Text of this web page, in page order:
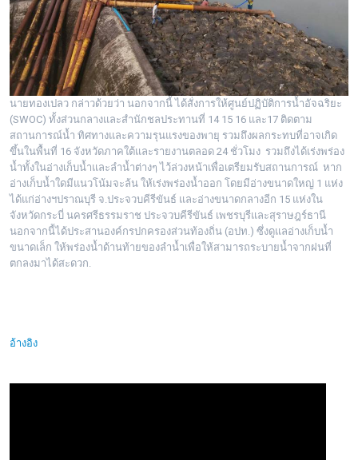
นายทองเปลว กล่าวด้วยว่า นอกจากนี้ ได้สั่งการให้ศูนย์ปฏิบัติการน้ำอัจฉริยะ
(SWOC) ทั้งส่วนกลางและสำนักชลประทานที่ 14 15 16 และ17 ติดตาม
สถานการณ์น้ำ ทิศทางและความรุนแรงของพายุ รวมถึงผลกระทบที่อาจเกิด
ขึ้นในพื้นที่ 16 จังหวัดภาคใต้และรายงานตลอด 24 ชั่วโมง รวมถึงได้เร่งพร่อง
น้ำทั้งในอ่างเก็บน้ำและลำน้ำต่างๆ ไว้ล่วงหน้าเพื่อเตรียมรับสถานการณ์ หาก
อ่างเก็บน้ำใดมีแนวโน้มจะล้น ให้เร่งพร่องน้ำออก โดยมีอ่างขนาดใหญ่ 1 แห่ง
ได้แก่อ่างฯปราณบุรี จ.ประจวบคีรีขันธ์ และอ่างขนาดกลางอีก 15 แห่งใน
จังหวัดกระบี่ นครศรีธรรมราช ประจวบคีรีขันธ์ เพชรบุรีและสุราษฎร์ธานี
นอกจากนี้ได้ประสานองค์กรปกครองส่วนท้องถิ่น (อปท.) ซึ่งดูแลอ่างเก็บน้ำ
ขนาดเล็ก ให้พร่องน้ำด้านท้ายของลำน้ำเพื่อให้สามารถระบายน้ำจากฝนที่
ตกลงมาได้สะดวก.
อ้างอิง